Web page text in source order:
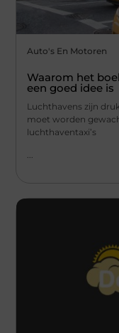
Auto's En Motoren
Waarom het
een goed idee is
Luchthavens zijn
moet worden
luchthaventaxi’s